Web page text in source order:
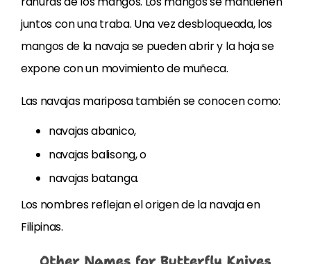
juntos con una traba. Una vez desbloqueada, los
mangos de la navaja se pueden abrir y la hoja se
expone con un movimiento de muñeca.
Las navajas mariposa también se conocen como:
navajas abanico,
navajas balisong, o
navajas batanga.
Los nombres reflejan el origen de la navaja en
Filipinas.